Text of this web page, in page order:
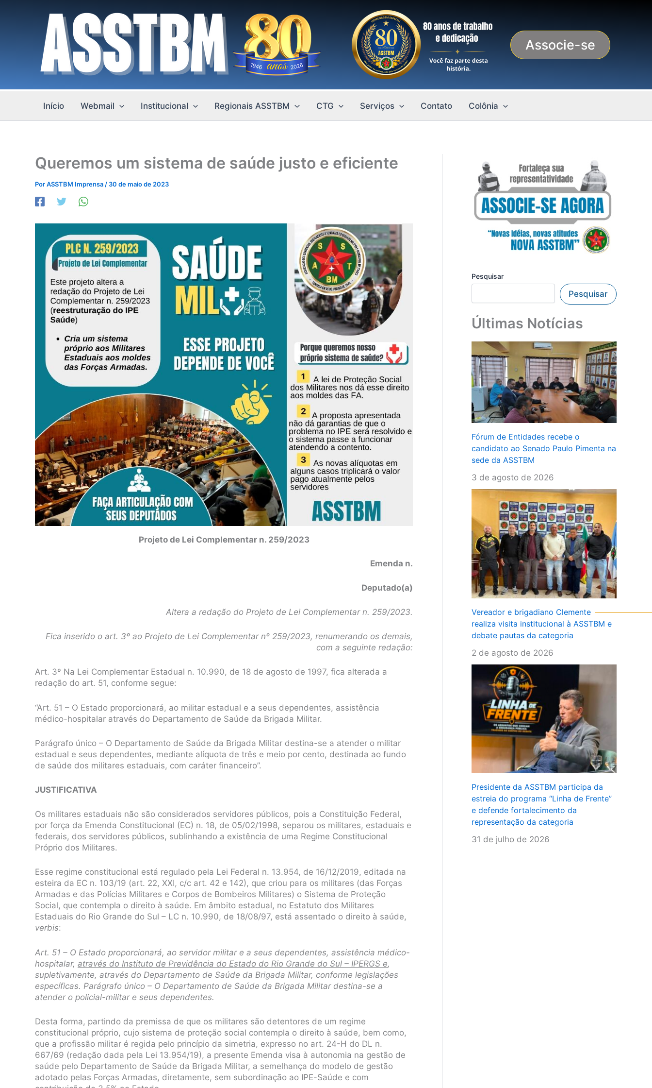
Associe-se
Início Webmail Institucional Regionais ASSTBM CTG Serviços Contato Colônia
Queremos um sistema de saúde justo e eficiente
PorASSTBM Imprensa / 30 de maio de 2023
Projeto de Lei Complementar n. 259/2023
Emenda n.
Deputado(a)
Altera a redação do Projeto de Lei Complementar n. 259/2023.
Fica inserido o art. 3º ao Projeto de Lei Complementar nº 259/2023, renumerando os demais,
com a seguinte redação:
Art. 3º Na Lei Complementar Estadual n. 10.990, de 18 de agosto de 1997, fica alterada a
redação do art. 51, conforme segue:
“Art. 51 – O Estado proporcionará, ao militar estadual e a seus dependentes, assistência
médico-hospitalar através do Departamento de Saúde da Brigada Militar.
Parágrafo único – O Departamento de Saúde da Brigada Militar destina-se a atender o militar
estadual e seus dependentes, mediante alíquota de três e meio por cento, destinada ao fundo
de saúde dos militares estaduais, com caráter financeiro”.
JUSTIFICATIVA
Os militares estaduais não são considerados servidores públicos, pois a Constituição Federal,
por força da Emenda Constitucional (EC) n. 18, de 05/02/1998, separou os militares, estaduais e
federais, dos servidores públicos, sublinhando a existência de uma Regime Constitucional
Próprio dos Militares.
Esse regime constitucional está regulado pela Lei Federal n. 13.954, de 16/12/2019, editada na
esteira da EC n. 103/19 (art. 22, XXI, c/c art. 42 e 142), que criou para os militares (das Forças
Armadas e das Polícias Militares e Corpos de Bombeiros Militares) o Sistema de Proteção
Social, que contempla o direito à saúde. Em âmbito estadual, no Estatuto dos Militares
Estaduais do Rio Grande do Sul – LC n. 10.990, de 18/08/97, está assentado o direito à saúde,
verbis:
Art. 51 – O Estado proporcionará, ao servidor militar e a seus dependentes, assistência médico-
hospitalar, através do Instituto de Previdência do Estado do Rio Grande do Sul – IPERGS e,
supletivamente, através do Departamento de Saúde da Brigada Militar, conforme legislações
específicas. Parágrafo único – O Departamento de Saúde da Brigada Militar destina-se a
atender o policial-militar e seus dependentes.
Desta forma, partindo da premissa de que os militares são detentores de um regime
constitucional próprio, cujo sistema de proteção social contempla o direito à saúde, bem como,
que a profissão militar é regida pelo princípio da simetria, expresso no art. 24-H do DL n.
667/69 (redação dada pela Lei 13.954/19), a presente Emenda visa à autonomia na gestão de
saúde pelo Departamento de Saúde da Brigada Militar, a semelhança do modelo de gestão
adotado pelas Forças Armadas, diretamente, sem subordinação ao IPE-Saúde e com
Pesquisar
Pesquisar
Últimas Notícias
Fórum de Entidades recebe o
candidato ao Senado Paulo Pimenta na
sede da ASSTBM
3 de agosto de 2026
Vereador e brigadiano Clemente
realiza visita institucional à ASSTBM e
debate pautas da categoria
2 de agosto de 2026
Presidente da ASSTBM participa da
estreia do programa “Linha de Frente”
e defende fortalecimento da
representação da categoria
31 de julho de 2026